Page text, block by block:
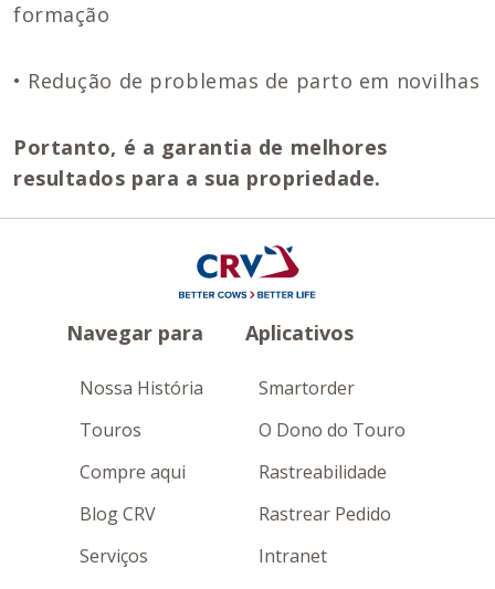
formação
• Redução de problemas de parto em novilhas
Portanto, é a garantia de melhores
resultados para a sua propriedade.
Navegar para
Nossa História
Touros
Compre aqui
Blog CRV
Serviços
Aplicativos
Smartorder
O Dono do Touro
Rastreabilidade
Rastrear Pedido
Intranet